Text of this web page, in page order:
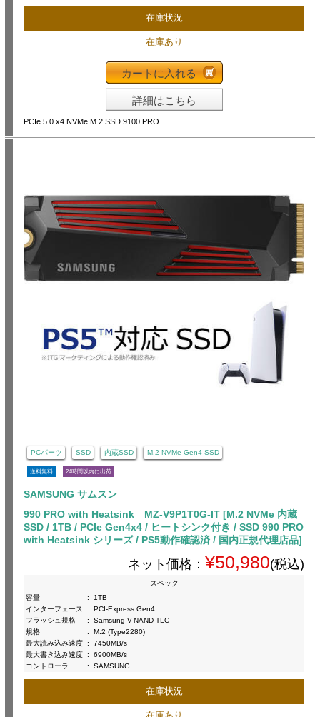
在庫状況
在庫あり
カートに入れる
詳細はこちら
PCIe 5.0 x4 NVMe M.2 SSD 9100 PRO
PCパーツ SSD 内蔵SSD M.2 NVMe Gen4 SSD
送料無料 24時間以内に出荷
SAMSUNG サムスン
990 PRO with Heatsink MZ-V9P1T0G-IT [M.2 NVMe 内蔵
SSD / 1TB / PCIe Gen4x4 / ヒートシンク付き / SSD 990 PRO
with Heatsink シリーズ / PS5動作確認済 / 国内正規代理店品]
ネット価格： ¥50,980(税込)
スペック
容量
:
1TB
インターフェース
:
PCI-Express Gen4
フラッシュ規格
:
Samsung V-NAND TLC
規格
:
M.2 (Type2280)
最大読み込み速度 :
7450MB/s
最大書き込み速度 :
6900MB/s
コントローラ
: SAMSUNG
在庫状況